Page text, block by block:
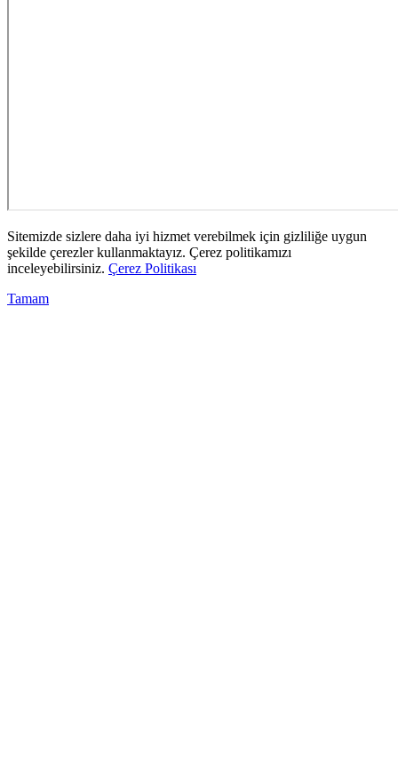
Sitemizde sizlere daha iyi hizmet verebilmek için gizliliğe uygun
şekilde çerezler kullanmaktayız. Çerez politikamızı
inceleyebilirsiniz. Çerez Politikası
Tamam